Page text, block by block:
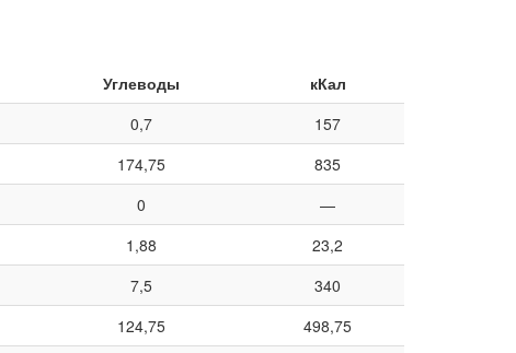
Углеводы
кКал
0,7
157
174,75
835
0
—
1,88
23,2
7,5
340
124,75
498,75